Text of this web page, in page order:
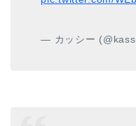
— カッシー